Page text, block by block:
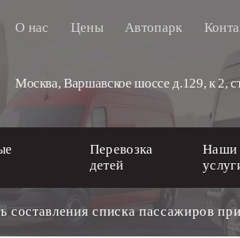
О нас Цены Автопарк
Москва, Варшавское шоссе д.129, к 2,
Перевозка
детей
Наши
составления списка пассажиров